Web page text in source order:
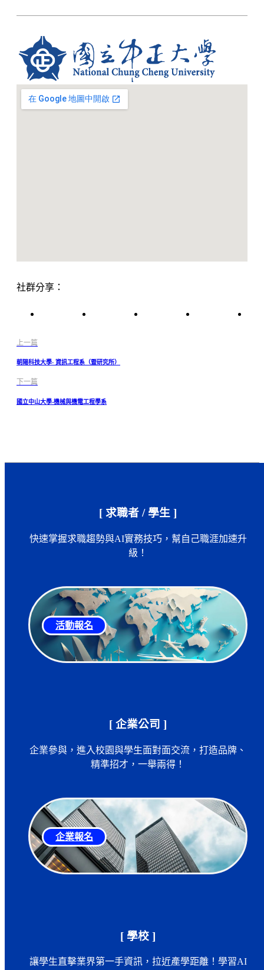
社群分享：
上一篇
朝陽科技大學- 資訊工程系（暨研究所）
下一篇
國立中山大學-機械與機電工程學系
[ 求職者 / 學生 ]
快速掌握求職趨勢與AI實務技巧，幫自己職涯加速升
級！
活動報名
[ 企業公司 ]
企業參與，進入校園與學生面對面交流，打造品牌、
精準招才，一舉兩得！
企業報名
[ 學校 ]
讓學生直擊業界第一手資訊，拉近產學距離！學習AI